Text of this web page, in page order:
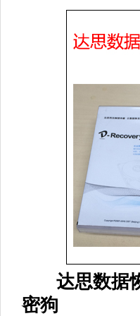
达思数据恢
密狗